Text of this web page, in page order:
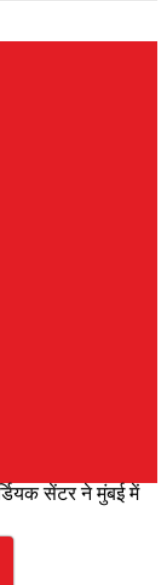
सेंटर ने मुंबई में